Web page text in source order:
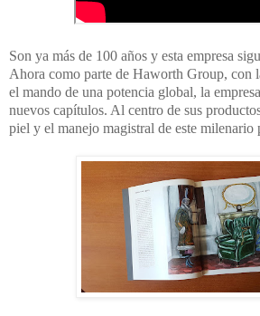
Son ya más de 100 años y esta empresa
Ahora como parte de Haworth Group, con
el mando de una potencia global, la
nuevos capítulos. Al centro de sus
piel y el manejo magistral de este milenario